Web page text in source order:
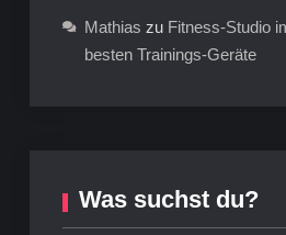
Mathias zu Fitness-Studio
besten Trainings-Geräte
Was suchst du?